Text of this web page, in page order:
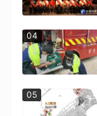
04
05